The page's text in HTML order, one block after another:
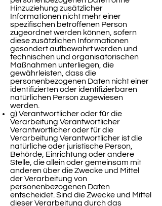
Hinzuziehung zusätzlicher
Informationen nicht mehr einer
spezifischen betroffenen Person
zugeordnet werden können, sofern
diese zusätzlichen Informationen
gesondert aufbewahrt werden und
technischen und organisatorischen
Maßnahmen unterliegen, die
gewährleisten, dass die
personenbezogenen Daten nicht einer
identifizierten oder identifizierbaren
natürlichen Person zugewiesen
werden.
g) Verantwortlicher oder für die
Verarbeitung Verantwortlicher
Verantwortlicher oder für die
Verarbeitung Verantwortlicher ist die
natürliche oder juristische Person,
Behörde, Einrichtung oder andere
Stelle, die allein oder gemeinsam mit
anderen über die Zwecke und Mittel
der Verarbeitung von
personenbezogenen Daten
entscheidet. Sind die Zwecke und Mittel
dieser Verarbeitung durch das